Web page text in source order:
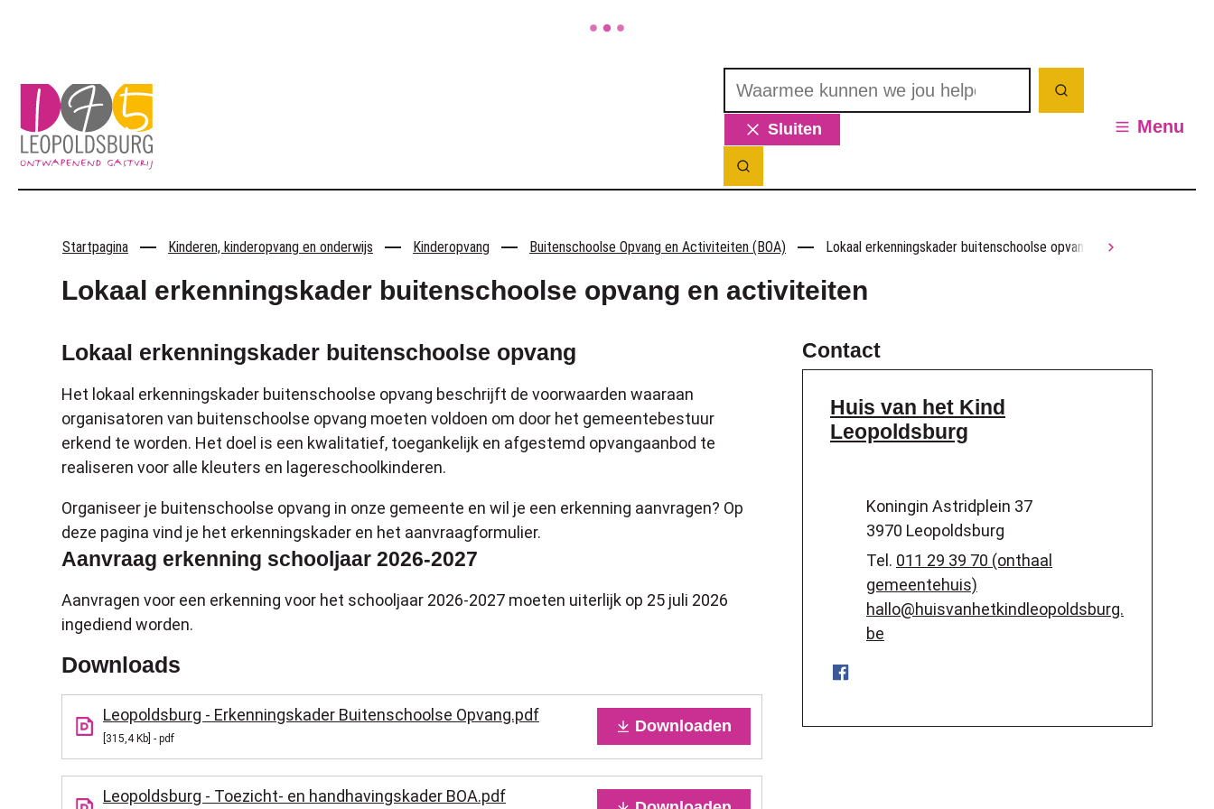
Leopoldsburg
Waarmee kunnen we jou helpen? Wat zoek je?
Zoeken
Sluiten
Zoek tonen / verbergen
Menu
scroll naar
Startpagina Kinderen, kinderopvang en onderwijs Kinderopvang Buitenschoolse Opvang en Activiteiten (BOA) Lokaal erkenningskader buitenschoolse opvang en activiteiten
Lokaal erkenningskader buitenschoolse opvang en activiteiten
Lokaal erkenningskader buitenschoolse opvang
Het lokaal erkenningskader buitenschoolse opvang beschrijft de voorwaarden waaraan
organisatoren van buitenschoolse opvang moeten voldoen om door het gemeentebestuur
erkend te worden. Het doel is een kwalitatief, toegankelijk en afgestemd opvangaanbod te
realiseren voor alle kleuters en lagereschoolkinderen.
Organiseer je buitenschoolse opvang in onze gemeente en wil je een erkenning aanvragen? Op
deze pagina vind je het erkenningskader en het aanvraagformulier.
Aanvraag erkenning schooljaar 2026-2027
Aanvragen voor een erkenning voor het schooljaar 2026-2027 moeten uiterlijk op 25 juli 2026
ingediend worden.
Downloads
Leopoldsburg - Erkenningskader Buitenschoolse Opvang.pdf
315,4 Kb pdf
Downloaden
Leopoldsburg - Toezicht- en handhavingskader BOA.pdf
Contact
Huis van het Kind
Leopoldsburg
AdresKoningin Astridplein 37
,3970 Leopoldsburg
011 29 39 70 (onthaal
gemeentehuis)
E-mailhallo@huisvanhetkindleopoldsburg.
be
Facebook